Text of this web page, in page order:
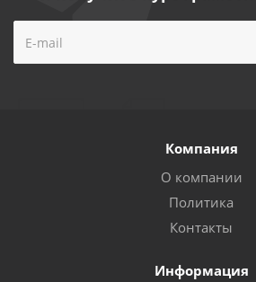
Компания
О компании
Политика
Контакты
Информация